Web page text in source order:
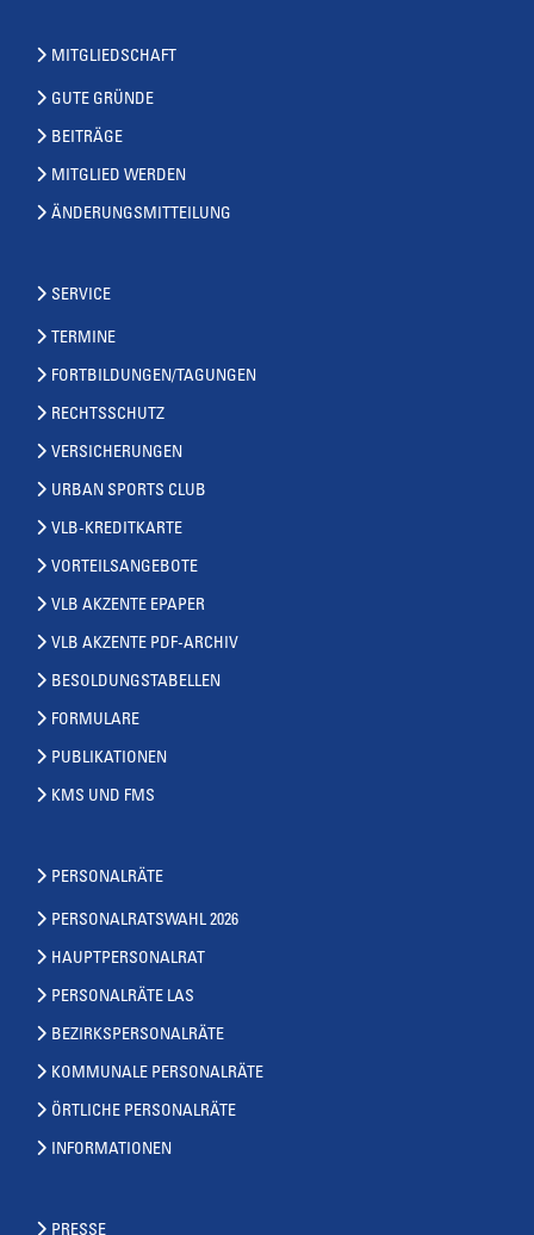
MITGLIEDSCHAFT
GUTE GRÜNDE
BEITRÄGE
MITGLIED WERDEN
ÄNDERUNGSMITTEILUNG
SERVICE
TERMINE
FORTBILDUNGEN/TAGUNGEN
RECHTSSCHUTZ
VERSICHERUNGEN
URBAN SPORTS CLUB
VLB-KREDITKARTE
VORTEILSANGEBOTE
VLB AKZENTE EPAPER
VLB AKZENTE PDF-ARCHIV
BESOLDUNGSTABELLEN
FORMULARE
PUBLIKATIONEN
KMS UND FMS
PERSONALRÄTE
PERSONALRATSWAHL 2026
HAUPTPERSONALRAT
PERSONALRÄTE LAS
BEZIRKSPERSONALRÄTE
KOMMUNALE PERSONALRÄTE
ÖRTLICHE PERSONALRÄTE
INFORMATIONEN